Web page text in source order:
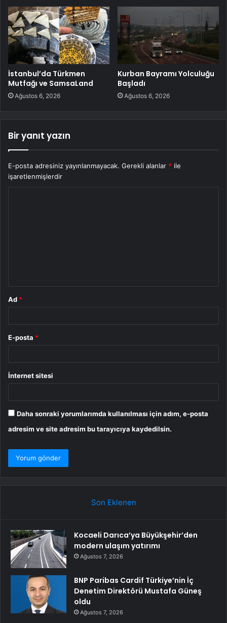
İstanbul’da Türkmen
Mutfağı ve SamsaLand
Ağustos 6, 2026
Kurban Bayramı Yolculuğu
Başladı
Ağustos 6, 2026
Bir yanıt yazın
E-posta adresiniz yayınlanmayacak. Gerekli alanlar * ile
işaretlenmişlerdir
Ad *
E-posta *
İnternet sitesi
Daha sonraki yorumlarımda kullanılması için adım, e-posta
adresim ve site adresim bu tarayıcıya kaydedilsin.
Son Eklenen
Kocaeli Darıca’ya Büyükşehir’den
modern ulaşım yatırımı
Ağustos 7, 2026
BNP Paribas Cardif Türkiye’nin İç
Denetim Direktörü Mustafa Güneş
oldu
Ağustos 7, 2026